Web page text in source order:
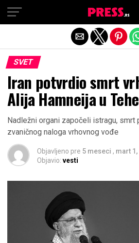
SVET
Iran potvrdio smrt
Alija Hamneija u
Nadležni organi započeli istragu, smrt
zvaničnog naloga vrhovnog vođe
Objavljeno pre 5 meseci , mart 1,
Objavio: vesti
Exit mobile version